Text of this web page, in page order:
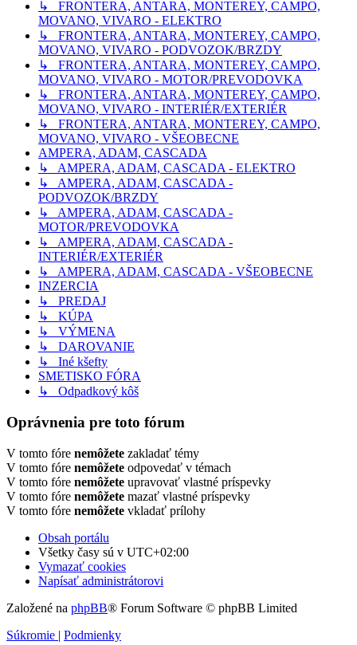
↳ FRONTERA, ANTARA, MONTEREY, CAMPO,
MOVANO, VIVARO - ELEKTRO
↳ FRONTERA, ANTARA, MONTEREY, CAMPO,
MOVANO, VIVARO - PODVOZOK/BRZDY
↳ FRONTERA, ANTARA, MONTEREY, CAMPO,
MOVANO, VIVARO - MOTOR/PREVODOVKA
↳ FRONTERA, ANTARA, MONTEREY, CAMPO,
MOVANO, VIVARO - INTERIÉR/EXTERIÉR
↳ FRONTERA, ANTARA, MONTEREY, CAMPO,
MOVANO, VIVARO - VŠEOBECNE
AMPERA, ADAM, CASCADA
↳ AMPERA, ADAM, CASCADA - ELEKTRO
↳ AMPERA, ADAM, CASCADA -
PODVOZOK/BRZDY
↳ AMPERA, ADAM, CASCADA -
MOTOR/PREVODOVKA
↳ AMPERA, ADAM, CASCADA -
INTERIÉR/EXTERIÉR
↳ AMPERA, ADAM, CASCADA - VŠEOBECNE
INZERCIA
↳ PREDAJ
↳ KÚPA
↳ VÝMENA
↳ DAROVANIE
↳ Iné kšefty
SMETISKO FÓRA
↳ Odpadkový kôš
Oprávnenia pre toto fórum
V tomto fóre nemôžete zakladať témy
V tomto fóre nemôžete odpovedať v témach
V tomto fóre nemôžete upravovať vlastné príspevky
V tomto fóre nemôžete mazať vlastné príspevky
V tomto fóre nemôžete vkladať prílohy
Obsah portálu
Všetky časy sú v UTC+02:00
Vymazať cookies
Napísať administrátorovi
Založené na phpBB® Forum Software © phpBB Limited
Súkromie | Podmienky